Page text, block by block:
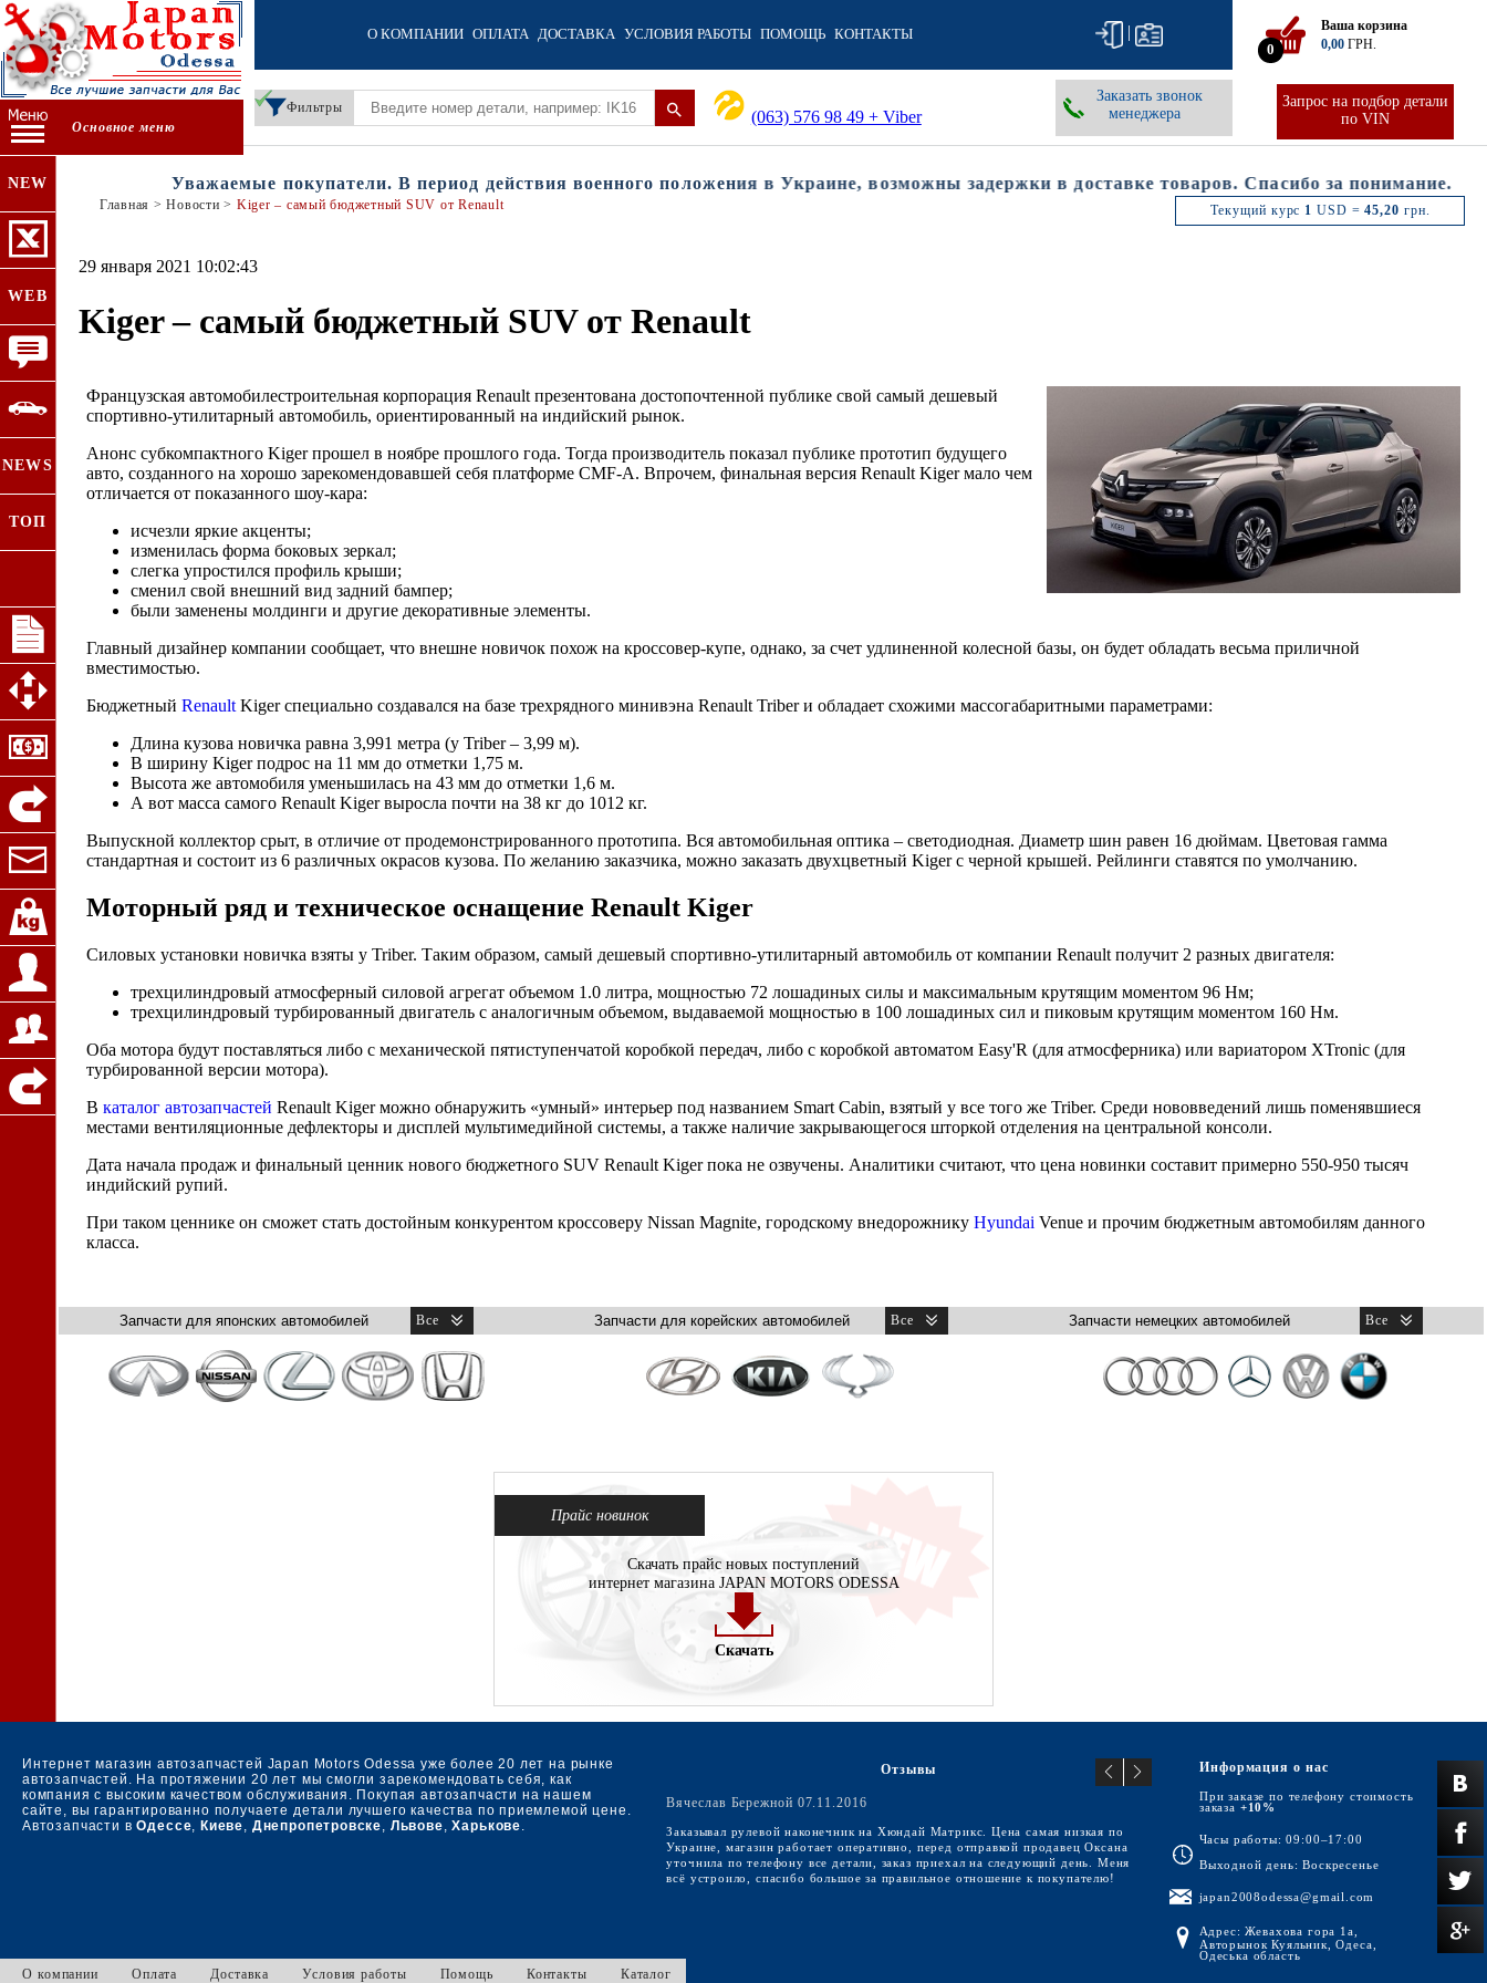
О КОМПАНИИ ОПЛАТА ДОСТАВКА УСЛОВИЯ РАБОТЫ ПОМОЩЬ КОНТАКТЫ |
Фильтры
(063) 576 98 49 + Viber
Запрос на подбор детали
по VIN
Заказать звонок
менеджера
0
Ваша корзина
0,00 ГРН.
Основное меню
NEW
WEB
NEWS
ТОП
Уважаемые покупатели. В период действия военного положения в Украине, возможны задержки в доставке товаров. Спасибо за понимание.
Главная > Новости > Kiger – самый бюджетный SUV от Renault Текущий курс 1 USD =45,20 грн.
29 января 2021 10:02:43
Kiger – самый бюджетный SUV от Renault
Французская автомобилестроительная корпорация Renault презентована достопочтенной публике свой самый дешевый
спортивно-утилитарный автомобиль, ориентированный на индийский рынок.
Анонс субкомпактного Kiger прошел в ноябре прошлого года. Тогда производитель показал публике прототип будущего
авто, созданного на хорошо зарекомендовавшей себя платформе CMF-A. Впрочем, финальная версия Renault Kiger мало чем
отличается от показанного шоу-кара:
исчезли яркие акценты;
изменилась форма боковых зеркал;
слегка упростился профиль крыши;
сменил свой внешний вид задний бампер;
были заменены молдинги и другие декоративные элементы.
Главный дизайнер компании сообщает, что внешне новичок похож на кроссовер-купе, однако, за счет удлиненной колесной базы, он будет обладать весьма приличной
вместимостью.
БюджетныйRenault Kiger специально создавался на базе трехрядного минивэна Renault Triber и обладает схожими массогабаритными параметрами:
Длина кузова новичка равна 3,991 метра (у Triber – 3,99 м).
В ширину Kiger подрос на 11 мм до отметки 1,75 м.
Высота же автомобиля уменьшилась на 43 мм до отметки 1,6 м.
А вот масса самого Renault Kiger выросла почти на 38 кг до 1012 кг.
Выпускной коллектор срыт, в отличие от продемонстрированного прототипа. Вся автомобильная оптика – светодиодная. Диаметр шин равен 16 дюймам. Цветовая гамма
стандартная и состоит из 6 различных окрасов кузова. По желанию заказчика, можно заказать двухцветный Kiger с черной крышей. Рейлинги ставятся по умолчанию.
Моторный ряд и техническое оснащение Renault Kiger
Силовых установки новичка взяты у Triber. Таким образом, самый дешевый спортивно-утилитарный автомобиль от компании Renault получит 2 разных двигателя:
трехцилиндровый атмосферный силовой агрегат объемом 1.0 литра, мощностью 72 лошадиных силы и максимальным крутящим моментом 96 Нм;
трехцилиндровый турбированный двигатель с аналогичным объемом, выдаваемой мощностью в 100 лошадиных сил и пиковым крутящим моментом 160 Нм.
Оба мотора будут поставляться либо с механической пятиступенчатой коробкой передач, либо с коробкой автоматом Easy'R (для атмосферника) или вариатором XTronic (для
турбированной версии мотора).
Вкаталог автозапчастей Renault Kiger можно обнаружить «умный» интерьер под названием Smart Cabin, взятый у все того же Triber. Среди нововведений лишь поменявшиеся
местами вентиляционные дефлекторы и дисплей мультимедийной системы, а также наличие закрывающегося шторкой отделения на центральной консоли.
Дата начала продаж и финальный ценник нового бюджетного SUV Renault Kiger пока не озвучены. Аналитики считают, что цена новинки составит примерно 550-950 тысяч
индийский рупий.
При таком ценнике он сможет стать достойным конкурентом кроссоверу Nissan Magnite, городскому внедорожникуHyundai Venue и прочим бюджетным автомобилям данного
класса.
Прайс новинок
Скачать прайс новых поступлений
интернет магазина JAPAN MOTORS ODESSA
Скачать
Интернет магазин автозапчастей Japan Motors Odessa уже более 20 лет на рынке
автозапчастей. На протяжении 20 лет мы смогли зарекомендовать себя, как
компания с высоким качеством обслуживания. Покупая автозапчасти на нашем
сайте, вы гарантированно получаете детали лучшего качества по приемлемой цене.
Автозапчасти вОдессе, Киеве, Днепропетровске, Львове,Харькове.
Отзывы
Вячеслав Бережной 07.11.2016
Заказывал рулевой наконечник на Хюндай Матрикс. Цена самая низкая по
Украине, магазин работает оперативно, перед отправкой продавец Оксана
уточнила по телефону все детали, заказ приехал на следующий день. Меня
всё устроило, спасибо большое за правильное отношение к покупателю!
Информация о нас
При заказе по телефону стоимость
заказа +10%
Часы работы: 09:00–17:00
Выходной день: Воскресенье
japan2008odessa@gmail.com
Адрес: Жевахова гора 1а,
Авторынок Куяльник, Одеса,
Одеська область
О компании Оплата Доставка Условия работы Помощь Контакты Каталог